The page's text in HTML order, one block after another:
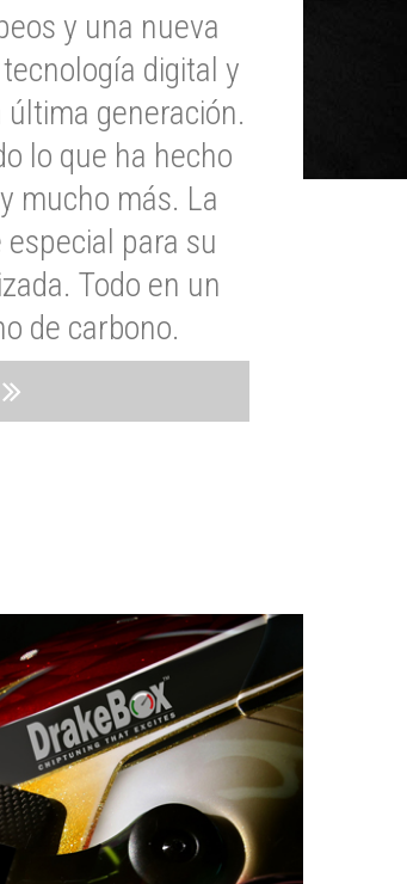
y una nueva
digital y
generación.
lo que ha hecho
mucho más. La
para su
Todo en un
de carbono.